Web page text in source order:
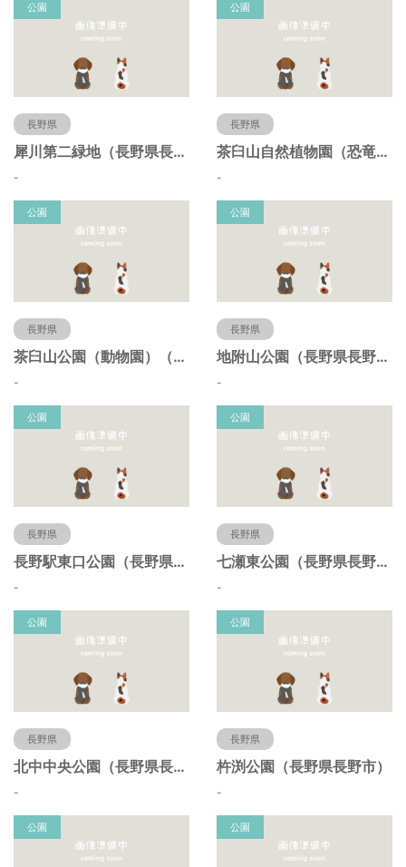
公園
長野県
犀川第二緑地（長野県長野市）
-
公園
長野県
茶臼山自然植物園（恐竜園）（長野県長野市）
-
公園
長野県
茶臼山公園（動物園）（長野県長野市）
-
公園
長野県
地附山公園（長野県長野市）
-
公園
長野県
長野駅東口公園（長野県長野市）
-
公園
長野県
七瀬東公園（長野県長野市）
-
公園
長野県
北中中央公園（長野県長野市）
-
公園
長野県
杵渕公園（長野県長野市）
-
公園 公園